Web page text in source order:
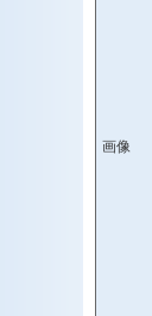
画像